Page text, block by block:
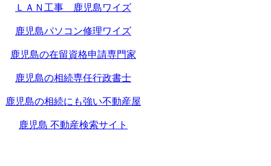
ＬＡＮ工事 鹿児島ワイズ
鹿児島パソコン修理ワイズ
鹿児島の在留資格申請専門家
鹿児島の相続専任行政書士
鹿児島の相続にも強い不動産屋
鹿児島 不動産検索サイト